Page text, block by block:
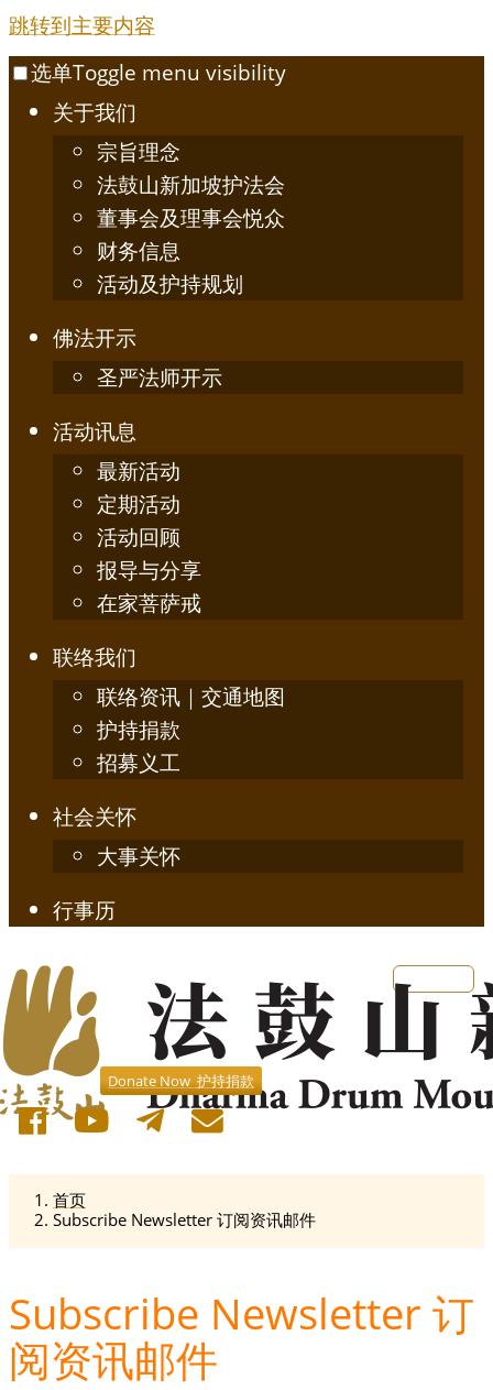
跳转到主要内容
选单Toggle menu visibility
关于我们
宗旨理念
法鼓山新加坡护法会
董事会及理事会悦众
财务信息
活动及护持规划
佛法开示
圣严法师开示
活动讯息
最新活动
定期活动
活动回顾
报导与分享
在家菩萨戒
联络我们
联络资讯｜交通地图
护持捐款
招募义工
社会关怀
大事关怀
行事历
Donate Now 护持捐款
首页
Subscribe Newsletter 订阅资讯邮件
Subscribe Newsletter 订
阅资讯邮件